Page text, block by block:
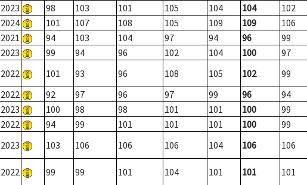
2023 98 103 101 105 104 104
102
2024 101 107 108 105 109 109
106
2021 94 103 104 97 94 96
99
2023 99 94 96 102 104 100
97
2022 101 93 96 108 105 102
99
2022 92 97 96 97 99 96
94
2023 100 98 98 101 101 100
99
2022 94 99 101 101 101 100
99
2023 103 106 106 106 104 106 106
2022 99 99 101 104 101 101
101